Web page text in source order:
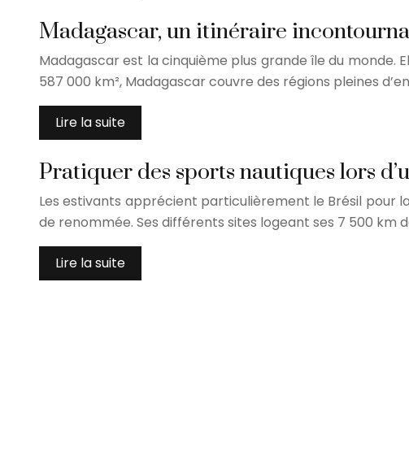
Madagascar, un itinéraire
Madagascar est la cinquième plus grande île du monde.
587 000 km², Madagascar couvre des régions pleines
Lire la suite
Pratiquer des sports nautiques lors
Les estivants apprécient particulièrement le Brésil pour
de renommée. Ses différents sites logeant ses 7 500 km
Lire la suite